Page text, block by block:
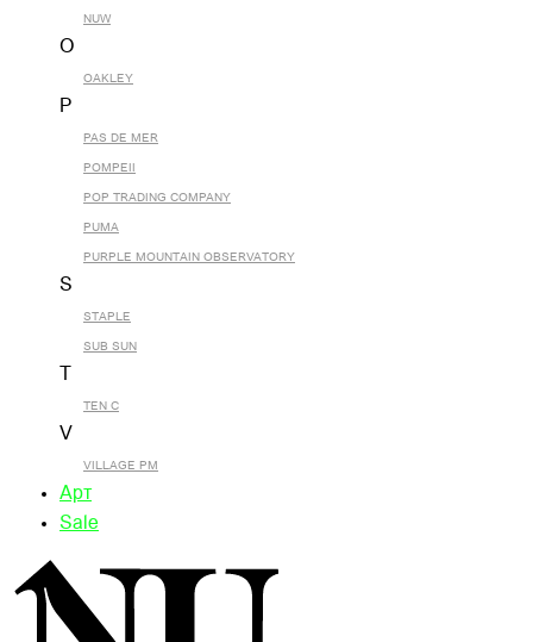
NUW
O
OAKLEY
P
PAS DE MER
POMPEII
POP TRADING COMPANY
PUMA
PURPLE MOUNTAIN OBSERVATORY
S
STAPLE
SUB SUN
TEN C
V
VILLAGE PM
Арт
Sale